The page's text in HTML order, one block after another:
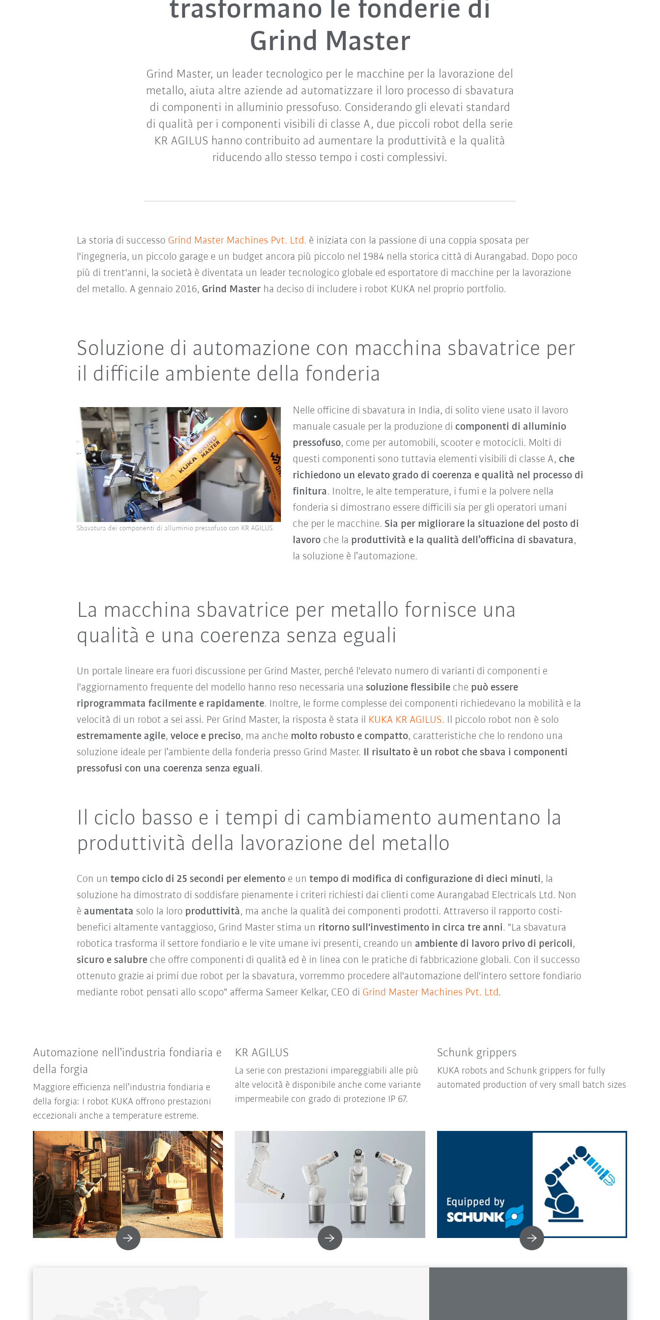
trasformano le fonderie di
Grind Master
Grind Master, un leader tecnologico per le macchine per la lavorazione del
metallo, aiuta altre aziende ad automatizzare il loro processo di sbavatura
di componenti in alluminio pressofuso. Considerando gli elevati standard
di qualità per i componenti visibili di classe A, due piccoli robot della serie
KR AGILUS hanno contribuito ad aumentare la produttività e la qualità
riducendo allo stesso tempo i costi complessivi.
La storia di successo Grind Master Machines Pvt. Ltd. è iniziata con la passione di una coppia sposata per
l'ingegneria, un piccolo garage e un budget ancora più piccolo nel 1984 nella storica città di Aurangabad. Dopo poco
più di trent'anni, la società è diventata un leader tecnologico globale ed esportatore di macchine per la lavorazione
del metallo. A gennaio 2016, Grind Masterha deciso di includere i robot KUKA nel proprio portfolio.
Soluzione di automazione con macchina sbavatrice per
il difficile ambiente della fonderia
Nelle officine di sbavatura in India, di solito viene usato il lavoro
manuale casuale per la produzione di componenti di alluminio
pressofuso, come per automobili, scooter e motocicli. Molti di
questi componenti sono tuttavia elementi visibili di classe A, che
richiedono un elevato grado di coerenza e qualità nel processo di
finitura. Inoltre, le alte temperature, i fumi e la polvere nella
fonderia si dimostrano essere difficili sia per gli operatori umani
che per le macchine. Sia per migliorare la situazione del posto di
lavoro che la produttività e la qualità dell’officina di sbavatura,
la soluzione è l’automazione.
Sbavatura dei componenti di alluminio pressofuso con KR AGILUS.
La macchina sbavatrice per metallo fornisce una
qualità e una coerenza senza eguali
Un portale lineare era fuori discussione per Grind Master, perché l'elevato numero di varianti di componenti e
l'aggiornamento frequente del modello hanno reso necessaria una soluzione flessibile che può essere
riprogrammata facilmente e rapidamente. Inoltre, le forme complesse dei componenti richiedevano la mobilità e la
velocità di un robot a sei assi. Per Grind Master, la risposta è stata il KUKA KR AGILUS. Il piccolo robot non è solo
estremamente agile, veloce e preciso, ma anche molto robusto e compatto, caratteristiche che lo rendono una
soluzione ideale per l’ambiente della fonderia presso Grind Master. Il risultato è un robot che sbava i componenti
pressofusi con una coerenza senza eguali.
Il ciclo basso e i tempi di cambiamento aumentano la
produttività della lavorazione del metallo
Con un tempo ciclo di 25 secondi per elemento e un tempo di modifica di configurazione di dieci minuti, la
soluzione ha dimostrato di soddisfare pienamente i criteri richiesti dai clienti come Aurangabad Electricals Ltd. Non
è aumentata solo la loro produttività, ma anche la qualità dei componenti prodotti. Attraverso il rapporto costi-
benefici altamente vantaggioso, Grind Master stima un ritorno sull'investimento in circa tre anni. "La sbavatura
robotica trasforma il settore fondiario e le vite umane ivi presenti, creando un ambiente di lavoro privo di pericoli,
sicuro e salubreche offre componenti di qualità ed è in linea con le pratiche di fabbricazione globali. Con il successo
ottenuto grazie ai primi due robot per la sbavatura, vorremmo procedere all'automazione dell'intero settore fondiario
mediante robot pensati allo scopo" afferma Sameer Kelkar, CEO di Grind Master Machines Pvt. Ltd.
Automazione nell’industria fondiaria e
della forgia
Maggiore efficienza nell’industria fondiaria e
della forgia: I robot KUKA offrono prestazioni
eccezionali anche a temperature estreme.
KR AGILUS
La serie con prestazioni impareggiabili alle più
alte velocità è disponibile anche come variante
impermeabile con grado di protezione IP 67.
Schunk grippers
KUKA robots and Schunk grippers for fully
automated production of very small batch sizes